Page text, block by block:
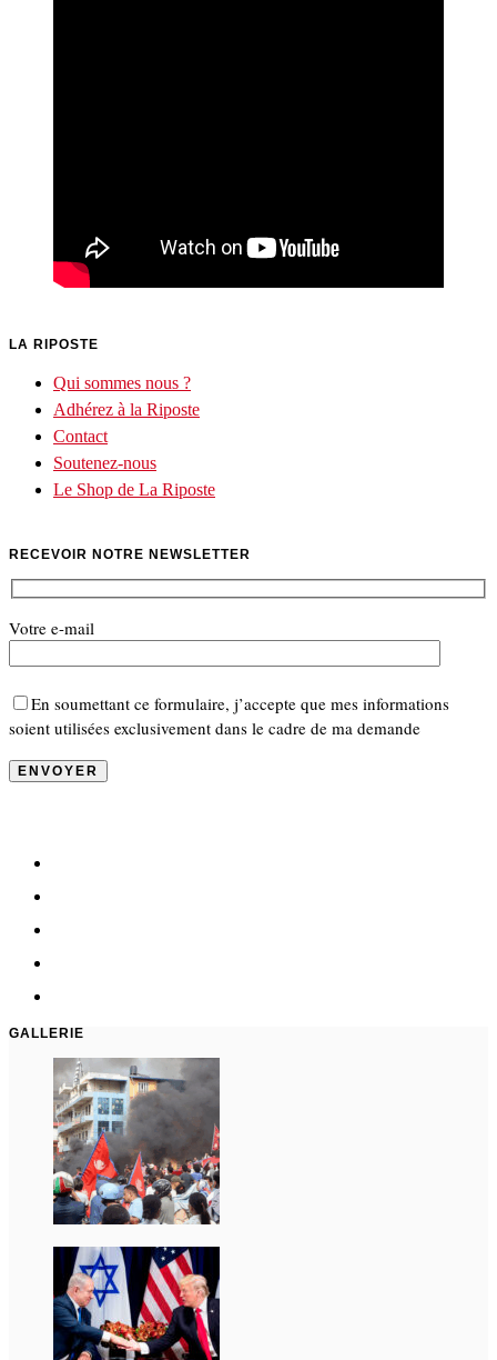
LA RIPOSTE
Qui sommes nous ?
Adhérez à la Riposte
Contact
Soutenez-nous
Le Shop de La Riposte
RECEVOIR NOTRE NEWSLETTER
Votre e-mail
En soumettant ce formulaire, j’accepte que mes informations
soient utilisées exclusivement dans le cadre de ma demande
GALLERIE